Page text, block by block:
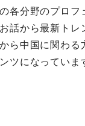
各分野のプロフ
話から最新トレ
ら中国に関わる
ツになっていま